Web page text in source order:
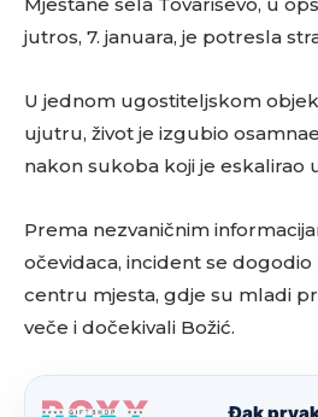
jutros, 7. januara, je potresla
U jednom ugostiteljskom
ujutru, život je izgubio
nakon sukoba koji je eskalirao
Prema nezvaničnim
očevidaca, incident se
centru mjesta, gdje su mladi
veče i dočekivali Božić.